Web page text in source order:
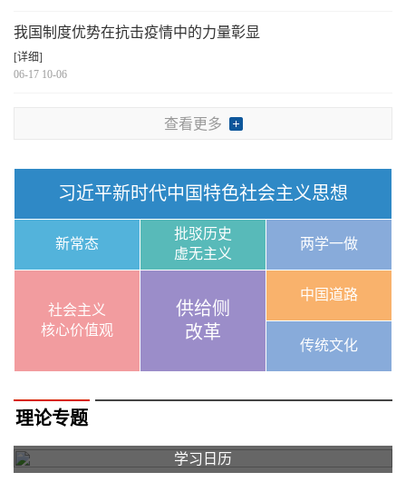
我国制度优势在抗击疫情中的力量彰显
[详细]
06-17 10-06
查看更多
习近平新时代中国特色社会主义思想
新常态
批驳历史
虚无主义
两学一做
社会主义
核心价值观
供给侧
改革
中国道路
传统文化
理论专题
学习日历